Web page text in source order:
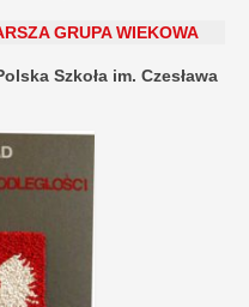
GRUPA WIEKOWA
Szkoła im. Czesława